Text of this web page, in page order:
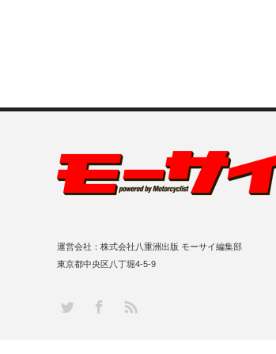
運営会社：株式会社八重洲出版 モーサイ編集部
東京都中央区八丁堀4-5-9
Twitter Facebook
RSS